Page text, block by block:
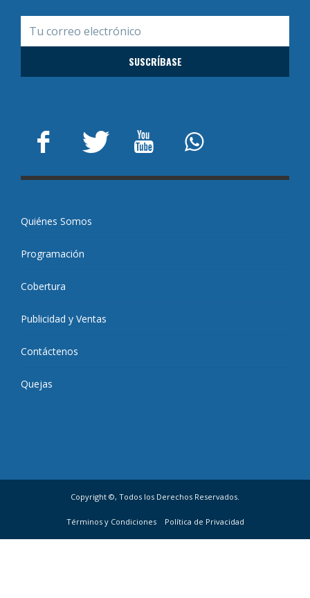
Quiénes Somos
Programación
Cobertura
Publicidad y Ventas
Contáctenos
Quejas
Copyright ©, Todos los Derechos Reservados.
Términos y Condiciones Política de Privacidad